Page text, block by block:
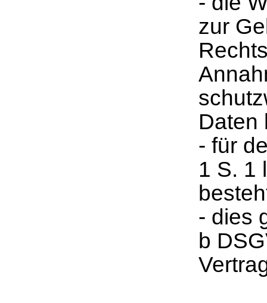
zur
Daten
- für
1 S. 1
- dies
b